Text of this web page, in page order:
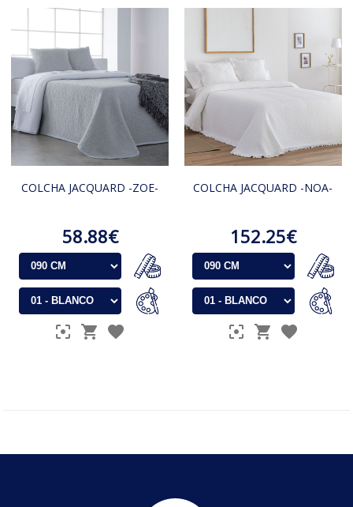
COLCHA JACQUARD -ZOE-
58.88€
COLCHA JACQUARD -NOA-
152.25€